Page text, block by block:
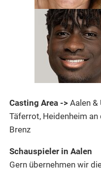
Casting Area -> Aalen &
Täferrot, Heidenheim an
Brenz
Schauspieler in Aalen
Gern übernehmen wir